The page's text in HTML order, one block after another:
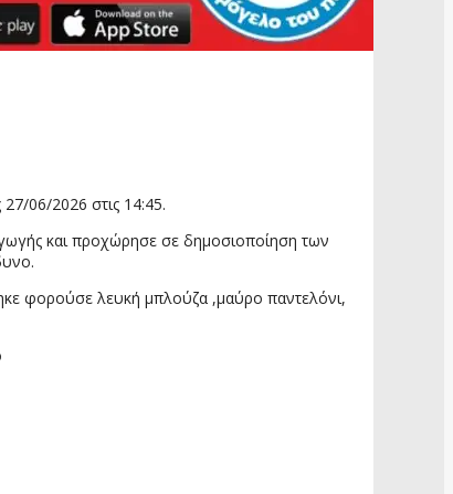
06/2026 στις 14:45.
και προχώρησε σε δημοσιοποίηση των
φορούσε λευκή μπλούζα ,μαύρο παντελόνι,